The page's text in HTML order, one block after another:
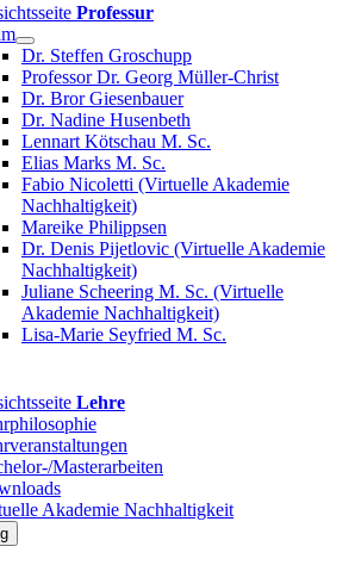
Professur
Dr. Steffen Groschupp
Professor Dr. Georg Müller-Christ
Dr. Bror Giesenbauer
Dr. Nadine Husenbeth
Lennart Kötschau M. Sc.
Elias Marks M. Sc.
Fabio Nicoletti (Virtuelle Akademie
Nachhaltigkeit)
Mareike Philippsen
Dr. Denis Pijetlovic (Virtuelle Akademie
Nachhaltigkeit)
Juliane Scheering M. Sc. (Virtuelle
Akademie Nachhaltigkeit)
Lisa-Marie Seyfried M. Sc.
Lehre
Masterarbeiten
Akademie Nachhaltigkeit